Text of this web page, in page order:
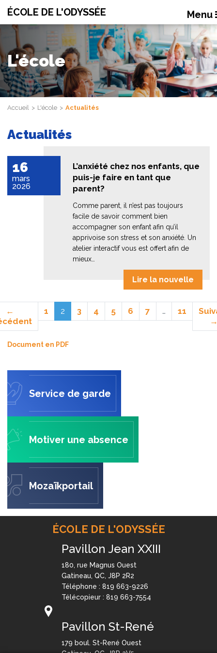
ÉCOLE DE L'ODYSSÉE Menu
L'école
Accueil L'école Actualités
Actualités
16
mars
2026
L’anxiété chez nos enfants, que
puis-je faire en tant que
parent?
Comme parent, il n’est pas toujours
facile de savoir comment bien
accompagner son enfant afin qu’il
apprivoise son stress et son anxiété. Un
atelier interactif vous est offert afin de
mieux…
Lire la nouvelle
←
1 2(actuel)
3 4 5 6 7 … 11
Document en PDF
Service de garde
Motiver une absence
Mozaïkportail
ÉCOLE DE L'ODYSSÉE
Pavillon Jean XXIII
180, rue Magnus Ouest
Gatineau, QC, J8P 2R2
Téléphone : 819 663-9226
Télécopieur : 819 663-7554
Pavillon St-René
179 boul. St-René Ouest